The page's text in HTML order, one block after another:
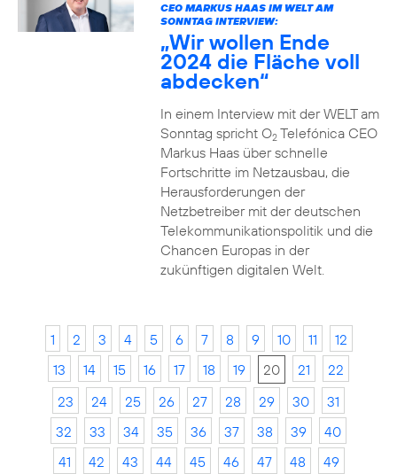
CEO MARKUS HAAS IM WELT AM
SONNTAG INTERVIEW:
„Wir wollen Ende
2024 die Fläche voll
abdecken“
In einem Interview mit der WELT am
Sonntag spricht O2Telefónica CEO
Markus Haas über schnelle
Fortschritte im Netzausbau, die
Herausforderungen der
Netzbetreiber mit der deutschen
Telekommunikationspolitik und die
Chancen Europas in der
zukünftigen digitalen Welt.
1 2 3 4 5 6 7 8 9 10 11
12
13
14 15 16 17 18 19 20 21
22
23
24 25 26 27 28 29 30
31
32
33 34 35 36 37 38 39
40
41
42 43 44 45 46 47 48
49